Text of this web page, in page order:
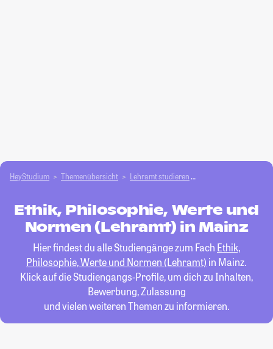
HeyStudium Themenübersicht Lehramt studieren
Ethik, Philosophie, Werte und
Normen (Lehramt) in Mainz
Hier findest du alle Studiengänge zum Fach Ethik,
Philosophie, Werte und Normen (Lehramt) in Mainz.
Klick auf die Studiengangs-Profile, um dich zu Inhalten,
Bewerbung, Zulassung
und vielen weiteren Themen zu informieren.